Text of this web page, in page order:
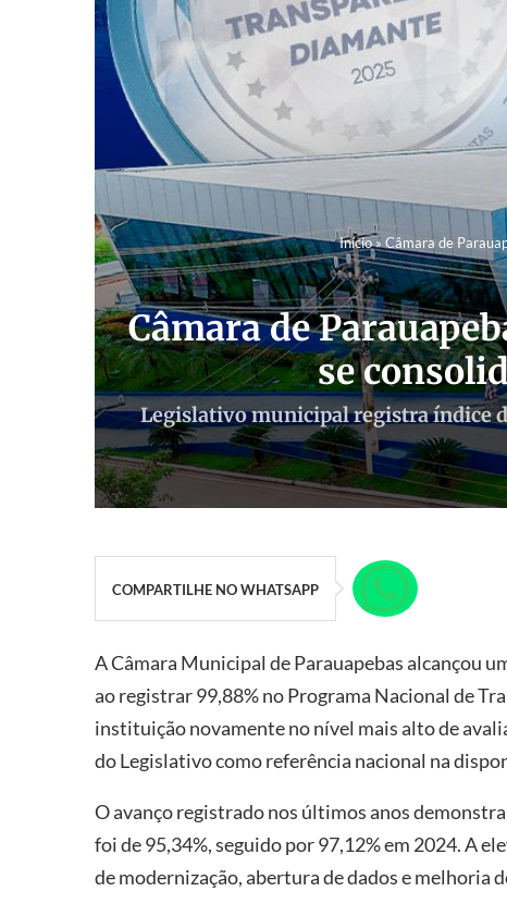
Início»Câmara de
Câmara de
se
Legislativo municipal registra índice
COMPARTILHE NO WHATSAPP
A Câmara Municipal de Parauapebas alcançou
ao registrar 99,88% no Programa Nacional de
instituição novamente no nível mais alto de
do Legislativo como referência nacional na
O avanço registrado nos últimos anos
foi de 95,34%, seguido por 97,12% em 2024. A
de modernização, abertura de dados e melhoria